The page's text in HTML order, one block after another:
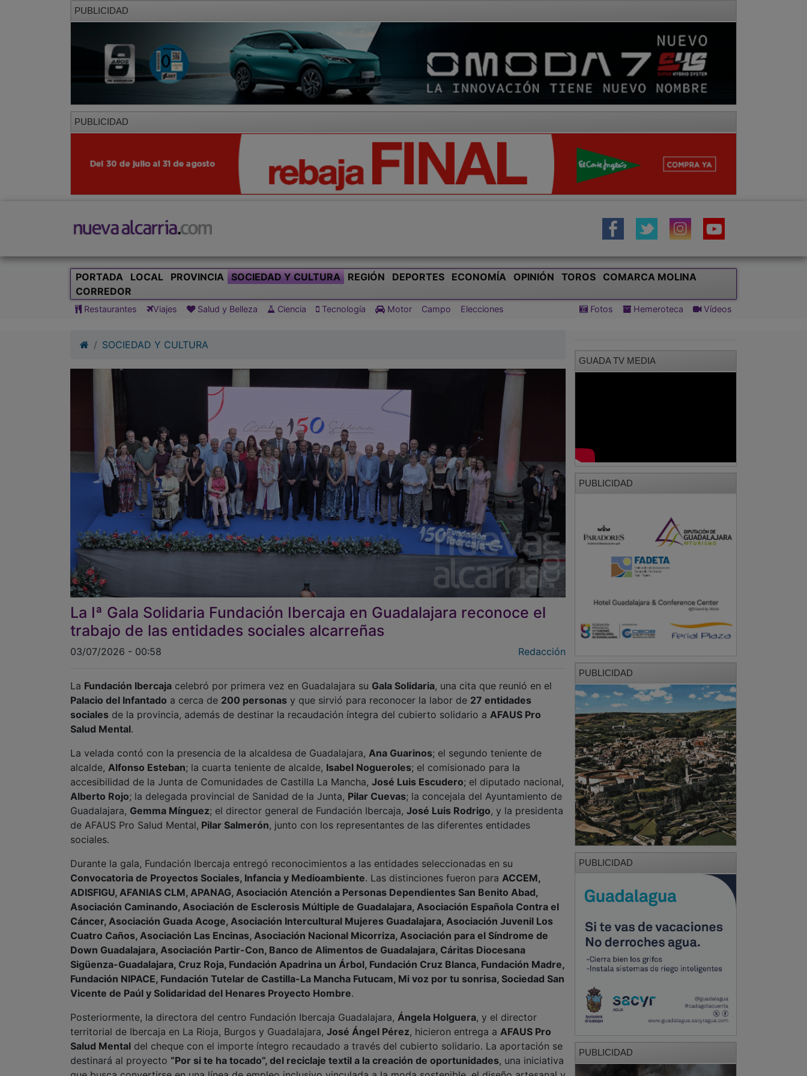
PUBLICIDAD
PUBLICIDAD
PORTADA LOCAL PROVINCIA SOCIEDAD Y CULTURA REGIÓN DEPORTES ECONOMÍA OPINIÓN TOROS
COMARCA MOLINA
CORREDOR
Restaurantes Viajes Salud y Belleza Ciencia Tecnología Motor Campo Elecciones Fotos Hemeroteca Vídeos
SOCIEDAD Y CULTURA
La Iª Gala Solidaria Fundación Ibercaja en Guadalajara reconoce el
trabajo de las entidades sociales alcarreñas
03/07/2026 - 00:58 Redacción
La Fundación Ibercaja celebró por primera vez en Guadalajara su Gala Solidaria, una cita que reunió en el
Palacio del Infantado a cerca de 200 personas y que sirvió para reconocer la labor de 27 entidades
sociales de la provincia, además de destinar la recaudación íntegra del cubierto solidario a AFAUS Pro
Salud Mental.
La velada contó con la presencia de la alcaldesa de Guadalajara, Ana Guarinos; el segundo teniente de
alcalde, Alfonso Esteban; la cuarta teniente de alcalde, Isabel Nogueroles; el comisionado para la
accesibilidad de la Junta de Comunidades de Castilla La Mancha, José Luis Escudero; el diputado nacional,
Alberto Rojo; la delegada provincial de Sanidad de la Junta, Pilar Cuevas; la concejala del Ayuntamiento de
Guadalajara, Gemma Mínguez; el director general de Fundación Ibercaja, José Luis Rodrigo, y la presidenta
de AFAUS Pro Salud Mental, Pilar Salmerón, junto con los representantes de las diferentes entidades
sociales.
Durante la gala, Fundación Ibercaja entregó reconocimientos a las entidades seleccionadas en su
Convocatoria de Proyectos Sociales, Infancia y Medioambiente. Las distinciones fueron para ACCEM,
ADISFIGU, AFANIAS CLM, APANAG, Asociación Atención a Personas Dependientes San Benito Abad,
Asociación Caminando, Asociación de Esclerosis Múltiple de Guadalajara, Asociación Española Contra el
Cáncer, Asociación Guada Acoge, Asociación Intercultural Mujeres Guadalajara, Asociación Juvenil Los
Cuatro Caños, Asociación Las Encinas, Asociación Nacional Micorriza, Asociación para el Síndrome de
Down Guadalajara, Asociación Partir-Con, Banco de Alimentos de Guadalajara, Cáritas Diocesana
Sigüenza-Guadalajara, Cruz Roja, Fundación Apadrina un Árbol, Fundación Cruz Blanca, Fundación Madre,
Fundación NIPACE, Fundación Tutelar de Castilla-La Mancha Futucam, Mi voz por tu sonrisa, Sociedad San
Vicente de Paúl y Solidaridad del Henares Proyecto Hombre.
Posteriormente, la directora del centro Fundación Ibercaja Guadalajara, Ángela Holguera, y el director
territorial de Ibercaja en La Rioja, Burgos y Guadalajara, José Ángel Pérez, hicieron entrega a AFAUS Pro
Salud Mental del cheque con el importe íntegro recaudado a través del cubierto solidario. La aportación se
destinará al proyecto “Por si te ha tocado”, del reciclaje textil a la creación de oportunidades, una iniciativa
GUADA TV MEDIA
PUBLICIDAD
PUBLICIDAD
PUBLICIDAD
PUBLICIDAD